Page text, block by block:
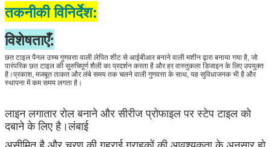
तकनीकी विनिर्देश:
विशेषताएँ:
छत टाइल पैनल उच्च गुणवत्ता वाली लेपित शीट से आईबीआर बनाने वाली मशीन द्वारा बनाया गया है, जो
पारंपरिक छत टाइल की सुरुचिपूर्ण शैली का प्रदर्शन करता है और हर वास्तुकला डिजाइन के लिए उपयुक्त
है।प्रकाश, मजबूत ताकत और लंबे समय तक चलने वाली गुणवत्ता के साथ, यह सुविधाजनक भी है और
स्थापना में कम समय लगता है।
लाइन लगातार रोल बनाने और सीरीज प्रोफाइल पर स्टेप टाइल को
दबाने के लिए है।लंबाई